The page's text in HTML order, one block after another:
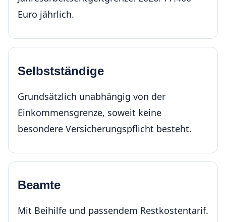
Euro jährlich.
Selbstständige
Grundsätzlich unabhängig von der
Einkommensgrenze, soweit keine
besondere Versicherungspflicht besteht.
Beamte
Mit Beihilfe und passendem Restkostentarif.